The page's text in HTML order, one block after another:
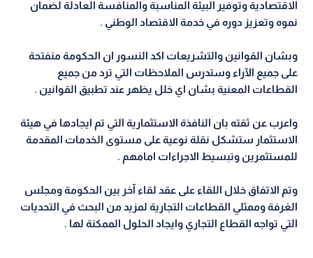
الاقتصادية وتوفير البيئة المناسبة والمنافسة العادلة لضمان
نموه وتعزيز دوره في خدمة الاقتصاد الوطني .
وبشان القوانين والتشريعات اكد النسور ان الحكومة منفتحة
على جميع الآراء وستدرس الملاحظات التي ترد من جميع
القطاعات المعنية بشان اي خلل يظهر عند تطبيق القوانين .
واعرب عن ثقته بان النافذة الاستثمارية التي تم ايجادها في هيئة
الاستثمار ستشكل نقلة نوعية على مستوى الخدمات المقدمة
للمستثمرين وتبسيط الاجراءات امامهم .
وتم الاتفاق خلال اللقاء على عقد لقاء آخر بين الحكومة ومجلس
الغرفة وممثلي القطاعات التجارية لمزيد من البحث في التحديات
التي تواجه القطاع التجاري وايجاد الحلول الممكنة لها .